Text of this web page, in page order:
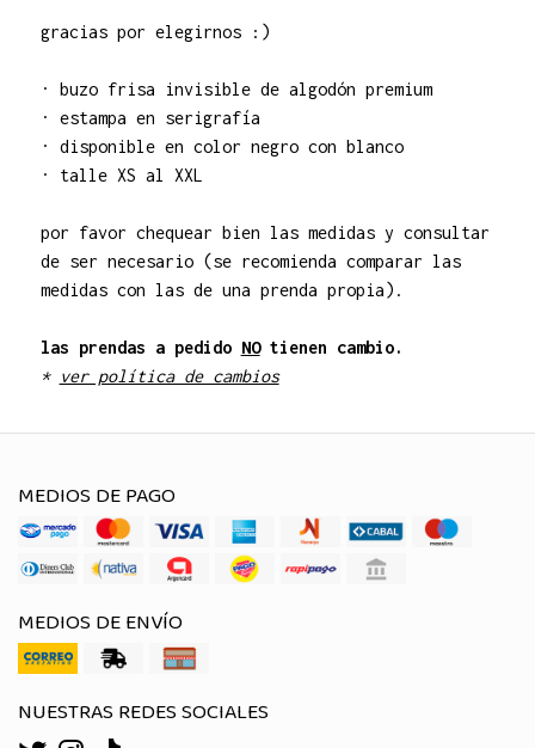
gracias por elegirnos :)
· buzo frisa invisible de algodón premium
· estampa en serigrafía
· disponible en color negro con blanco
· talle XS al XXL
por favor chequear bien las medidas y consultar
de ser necesario (se recomienda comparar las
medidas con las de una prenda propia).
las prendas a pedido NOtienen cambio.
* ver política de cambios
MEDIOS DE PAGO
MEDIOS DE ENVÍO
NUESTRAS REDES SOCIALES